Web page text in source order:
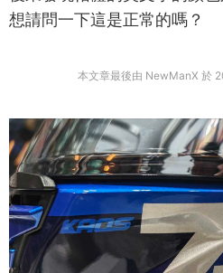
想請問一下這是正常的嗎？
本文章最後由 NewManX 於